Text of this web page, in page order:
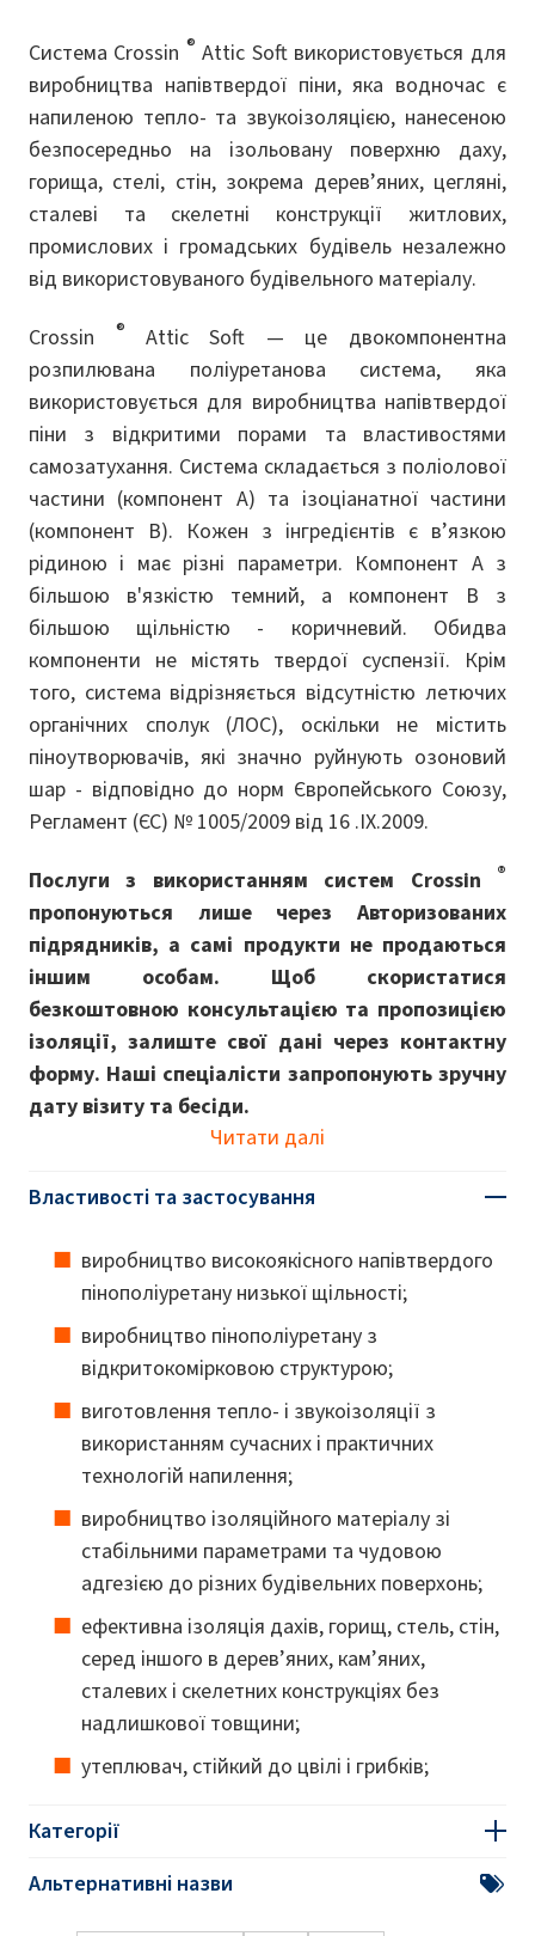
Система Crossin ® Attic Soft використовується для
виробництва напівтвердої піни, яка водночас є
напиленою тепло- та звукоізоляцією, нанесеною
безпосередньо на ізольовану поверхню даху,
горища, стелі, стін, зокрема дерев’яних, цегляні,
сталеві та скелетні конструкції житлових,
промислових і громадських будівель незалежно
від використовуваного будівельного матеріалу.
Crossin ®
Attic Soft — це двокомпонентна
розпилювана поліуретанова система, яка
використовується для виробництва напівтвердої
піни з відкритими порами та властивостями
самозатухання. Система складається з поліолової
частини (компонент А) та ізоціанатної частини
(компонент В). Кожен з інгредієнтів є в’язкою
рідиною і має різні параметри. Компонент A з
більшою в'язкістю темний, а компонент B з
більшою щільністю - коричневий. Обидва
компоненти не містять твердої суспензії. Крім
того, система відрізняється відсутністю летючих
органічних сполук (ЛОС), оскільки не містить
піноутворювачів, які значно руйнують озоновий
шар - відповідно до норм Європейського Союзу,
Регламент (ЄС) № 1005/2009 від 16 .IX.2009.
Послуги з використанням систем Crossin ®
пропонуються лише через Авторизованих
підрядників, а самі продукти не продаються
іншим особам. Щоб скористатися
безкоштовною консультацією та пропозицією
ізоляції, залиште свої дані через контактну
форму. Наші спеціалісти запропонують зручну
дату візиту та бесіди.
Читати далі
Властивості та застосування
виробництво високоякісного напівтвердого
пінополіуретану низької щільності;
виробництво пінополіуретану з
відкритокомірковою структурою;
виготовлення тепло- і звукоізоляції з
використанням сучасних і практичних
технологій напилення;
виробництво ізоляційного матеріалу зі
стабільними параметрами та чудовою
адгезією до різних будівельних поверхонь;
ефективна ізоляція дахів, горищ, стель, стін,
серед іншого в дерев’яних, кам’яних,
сталевих і скелетних конструкціях без
надлишкової товщини;
утеплювач, стійкий до цвілі і грибків;
Категорії
Альтернативні назви